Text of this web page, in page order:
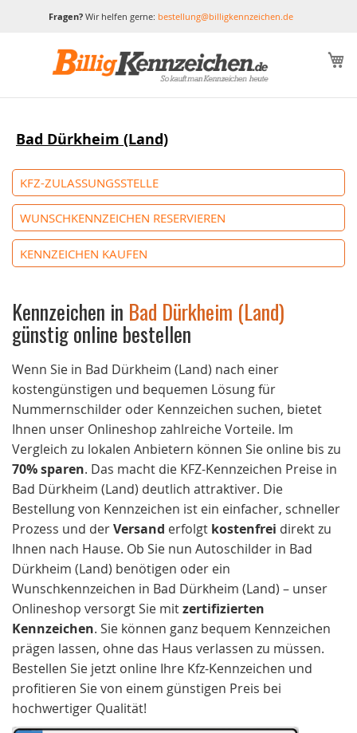
Fragen?Wir helfen gerne: bestellung@billigkennzeichen.de
Bad Dürkheim (Land)
KFZ-ZULASSUNGSSTELLE
WUNSCHKENNZEICHEN RESERVIEREN
KENNZEICHEN KAUFEN
Kennzeichen in Bad Dürkheim (Land)
günstig online bestellen
Wenn Sie in Bad Dürkheim (Land) nach einer
kostengünstigen und bequemen Lösung für
Nummernschilder oder Kennzeichen suchen, bietet
Ihnen unser Onlineshop zahlreiche Vorteile. Im
Vergleich zu lokalen Anbietern können Sie online bis zu
70% sparen. Das macht die KFZ-Kennzeichen Preise in
Bad Dürkheim (Land) deutlich attraktiver. Die
Bestellung von Kennzeichen ist ein einfacher, schneller
Prozess und derVersand erfolgt kostenfrei direkt zu
Ihnen nach Hause. Ob Sie nun Autoschilder in Bad
Dürkheim (Land) benötigen oder ein
Wunschkennzeichen in Bad Dürkheim (Land) – unser
Onlineshop versorgt Sie mitzertifizierten
Kennzeichen. Sie können ganz bequem Kennzeichen
prägen lassen, ohne das Haus verlassen zu müssen.
Bestellen Sie jetzt online Ihre Kfz-Kennzeichen und
profitieren Sie von einem günstigen Preis bei
hochwertiger Qualität!